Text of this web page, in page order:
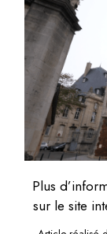
Plus
sur le site